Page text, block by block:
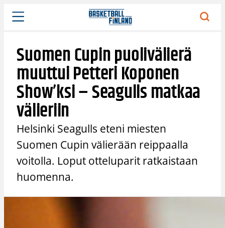
Siirry
sisältöön
Suomen Cupin puolivälierä
muuttui Petteri Koponen
Show’ksi – Seagulls matkaa
välieriin
Helsinki Seagulls eteni miesten
Suomen Cupin välierään reippaalla
voitolla. Loput otteluparit ratkaistaan
huomenna.